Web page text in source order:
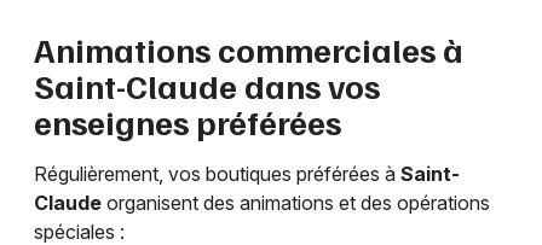
Animations commerciales à
Saint-Claude dans vos
enseignes préférées
Régulièrement, vos boutiques préférées à Saint-
Claude organisent des animations et des opérations
spéciales :